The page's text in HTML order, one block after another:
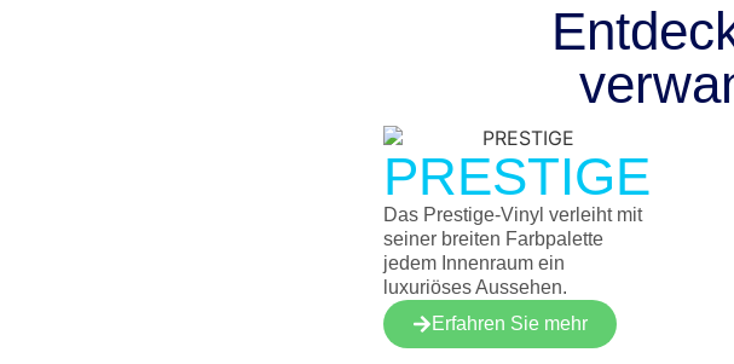
PRESTIGE
Das Prestige-Vinyl verleiht mit
seiner breiten Farbpalette
jedem Innenraum ein
luxuriöses Aussehen.
Erfahren Sie mehr